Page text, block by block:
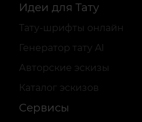
Идеи для Тату
Тату-шрифты онлайн
Генератор тату AI
Авторские эскизы
Каталог эскизов
Сервисы